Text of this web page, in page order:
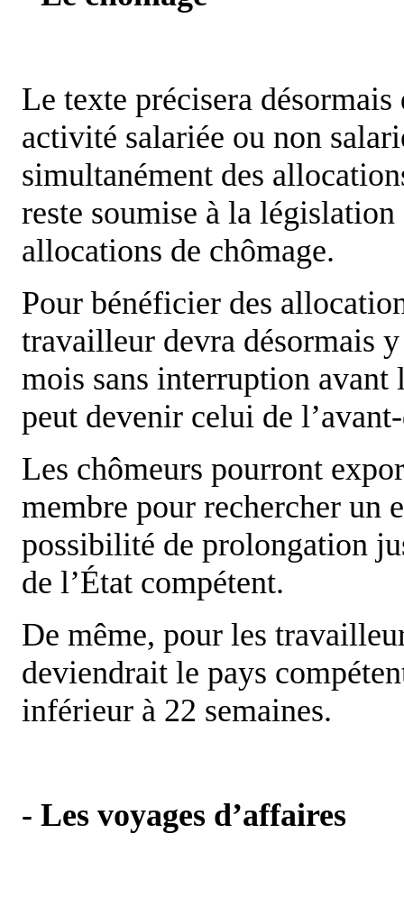
Le texte précisera
activité salariée ou non
simultanément des
reste soumise à la
allocations de chômage.
Pour bénéficier des
travailleur devra désormais
mois sans interruption avant
peut devenir celui de
Les chômeurs pourront
membre pour rechercher un
possibilité de prolongation
de l’État compétent.
De même, pour les
deviendrait le pays
inférieur à 22 semaines.
- Les voyages d’affaires